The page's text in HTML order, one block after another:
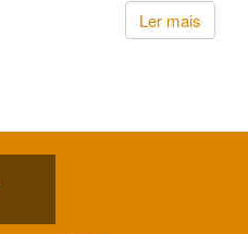
Ler mais